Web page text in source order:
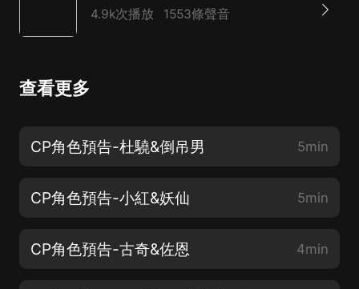
4.9k次播放 1553條聲音
查看更多
CP角色預告-杜驍&倒吊男 5min
CP角色預告-小紅&妖仙 5min
CP角色預告-古奇&佐恩 4min